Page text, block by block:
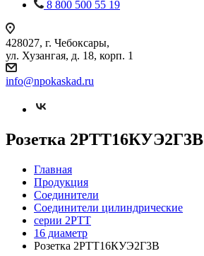
8 800 500 55 19
428027, г. Чебоксары,
ул. Хузангая, д. 18, корп. 1
info@npokaskad.ru
Розетка 2РТТ16КУЭ2Г3В
Главная
Продукция
Соединители
Соединители цилиндрические
серии 2РТТ
16 диаметр
Розетка 2РТТ16КУЭ2Г3В